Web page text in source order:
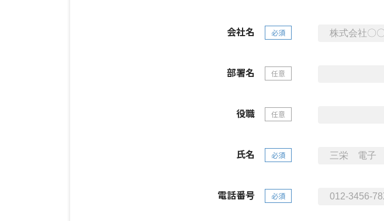
会社名 必須
部署名 任意
役職 任意
氏名 必須
電話番号 必須